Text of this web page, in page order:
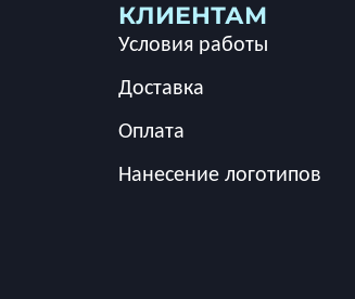
КЛИЕНТАМ
Условия работы
Доставка
Оплата
Нанесение логотипов